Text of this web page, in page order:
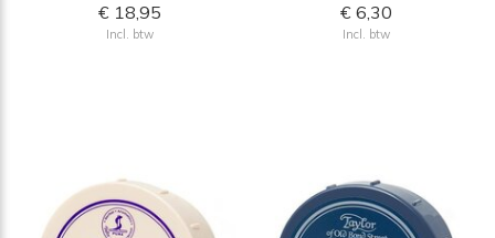
€ 18,95
Incl. btw
€ 6,30
Incl. btw